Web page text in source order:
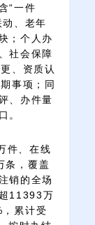
“一件
、老年
；个人办
社会保障
、资质认
事项；同
、办件量
。
件、在线
条，覆盖
销的全场
11393万
累计受